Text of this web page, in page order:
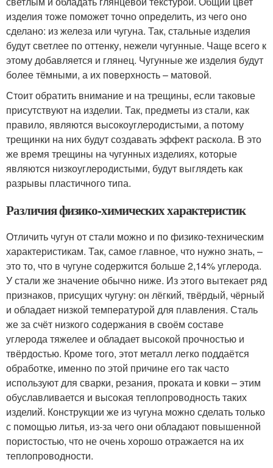
изделия тоже поможет точно определить, из чего оно
сделано: из железа или чугуна. Так, стальные изделия
будут светлее по оттенку, нежели чугунные. Чаще всего к
этому добавляется и глянец. Чугунные же изделия будут
более тёмными, а их поверхность – матовой.
Стоит обратить внимание и на трещины, если таковые
присутствуют на изделии. Так, предметы из стали, как
правило, являются высокоуглеродистыми, а потому
трещинки на них будут создавать эффект раскола. В это
же время трещины на чугунных изделиях, которые
являются низкоуглеродистыми, будут выглядеть как
разрывы пластичного типа.
Различия физико-химических характеристик
Отличить чугун от стали можно и по физико-техническим
характеристикам. Так, самое главное, что нужно знать, –
это то, что в чугуне содержится больше 2,14% углерода.
У стали же значение обычно ниже. Из этого вытекает ряд
признаков, присущих чугуну: он лёгкий, твёрдый, чёрный
и обладает низкой температурой для плавления. Сталь
же за счёт низкого содержания в своём составе
углерода тяжелее и обладает высокой прочностью и
твёрдостью. Кроме того, этот металл легко поддаётся
обработке, именно по этой причине его так часто
используют для сварки, резания, проката и ковки – этим
обуславливается и высокая теплопроводность таких
изделий. Конструкции же из чугуна можно сделать только
с помощью литья, из-за чего они обладают повышенной
пористостью, что не очень хорошо отражается на их
теплопроводности.